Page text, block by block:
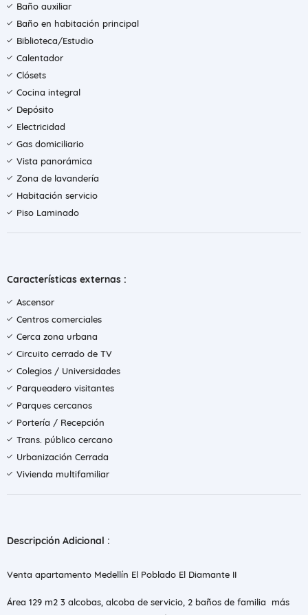
Baño auxiliar
Baño en habitación principal
Biblioteca/Estudio
Calentador
Clósets
Cocina integral
Depósito
Electricidad
Gas domiciliario
Vista panorámica
Zona de lavandería
Habitación servicio
Piso Laminado
Características externas :
Ascensor
Centros comerciales
Cerca zona urbana
Circuito cerrado de TV
Colegios / Universidades
Parqueadero visitantes
Parques cercanos
Portería / Recepción
Trans. público cercano
Urbanización Cerrada
Vivienda multifamiliar
Descripción Adicional :
Venta apartamento Medellín El Poblado El Diamante II
Área 129 m2 3 alcobas, alcoba de servicio, 2 baños de familia más